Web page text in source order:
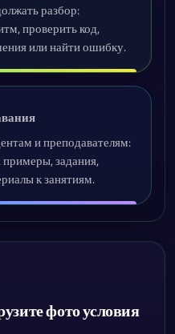
разбор:
проверить код,
или найти ошибку.
и преподавателям:
задания,
к занятиям.
фото условия